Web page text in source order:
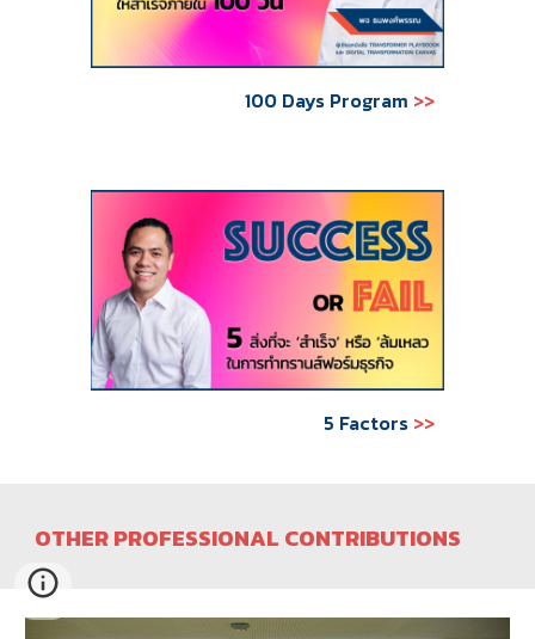
100 Days Program >>
5 Factors >>
OTHER PROFESSIONAL CONTRIBUTIONS